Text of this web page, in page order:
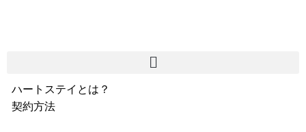
ハートステイとは？
契約方法